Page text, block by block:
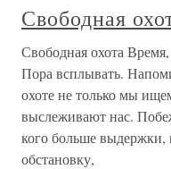
Свободная
Свободная охота
Пора всплывать.
охоте не только мы
выслеживают нас.
кого больше выдержки,
обстановку,